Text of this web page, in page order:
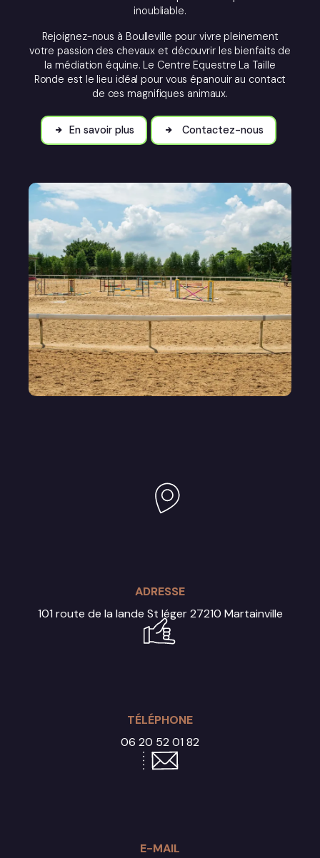
inoubliable.
Rejoignez-nous à Boulleville pour vivre pleinement
votre passion des chevaux et découvrir les bienfaits de
la médiation équine. Le Centre Equestre La Taille
Ronde est le lieu idéal pour vous épanouir au contact
de ces magnifiques animaux.
En savoir plus Contactez-nous
ADRESSE
101 route de la lande St léger 27210 Martainville
TÉLÉPHONE
06 20 52 01 82
E-MAIL